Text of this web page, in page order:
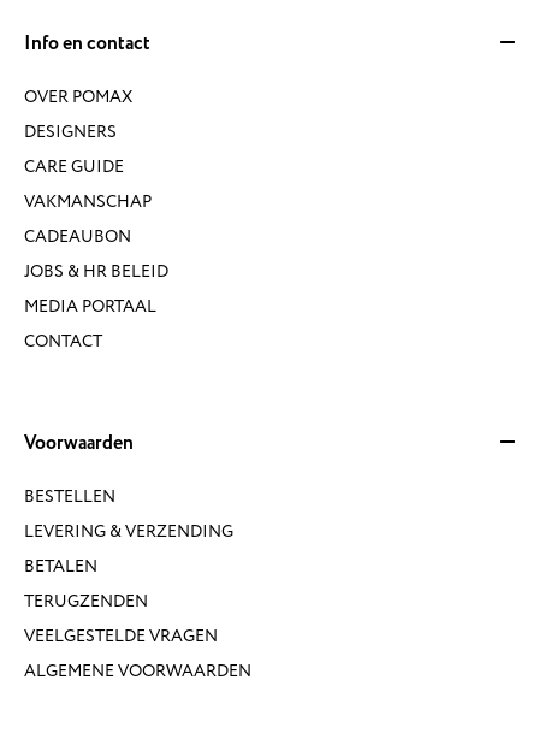
Info en contact
OVER POMAX
DESIGNERS
CARE GUIDE
VAKMANSCHAP
CADEAUBON
JOBS & HR BELEID
MEDIA PORTAAL
CONTACT
Voorwaarden
BESTELLEN
LEVERING & VERZENDING
BETALEN
TERUGZENDEN
VEELGESTELDE VRAGEN
ALGEMENE VOORWAARDEN